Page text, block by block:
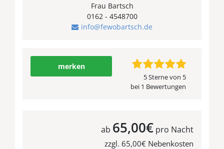
Frau Bartsch
0162 - 4548700
info@fewobartsch.de
merken
5 Sterne von 5
bei 1 Bewertungen
ab 65,00€ pro Nacht
zzgl. 65,00€ Nebenkosten